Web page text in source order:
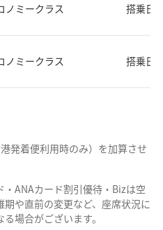
ノミークラス 搭乗日
ノミークラス 搭乗日
発着便利用時のみ）を加算させ
・ANAカード割引優待・Bizは空
や直前の変更など、座席状況に
場合がございます。